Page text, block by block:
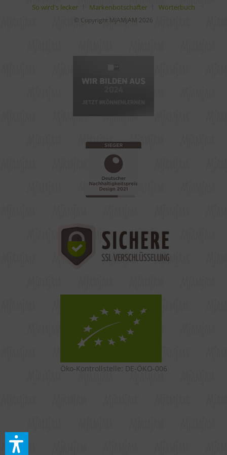
So wird's lecker
Markenbotschafter Wörterbuch
© Copyright MjAMjAM 2026
Öko-Kontrollstelle: DE-ÖKO-006